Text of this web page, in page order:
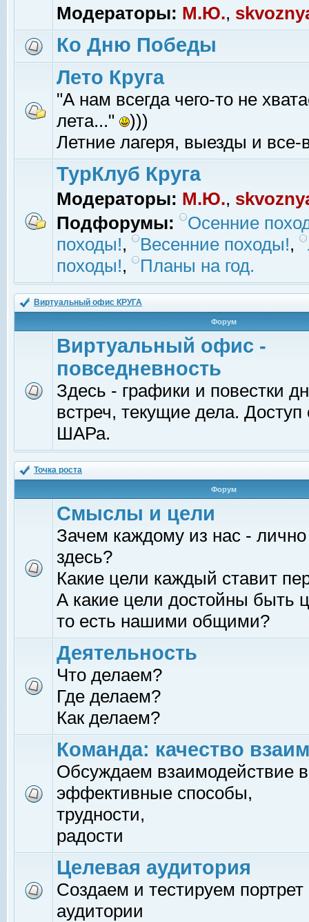
Модераторы: М.Ю.,
Ко Дню Победы
Лето Круга
"А нам всегда чего-то не
лета..."
)))
Летние лагеря, выезды и все-
ТурКлуб Круга
Модераторы: М.Ю.,
Подфорумы:
Осенние
походы!, Весенние походы!,
походы!, Планы на год.
Виртуальный офис КРУГА
Форум
Виртуальный офис -
повседневность
Здесь - графики и повестки
встреч, текущие дела.
ШАРа.
Точка роста
Форум
Смыслы и цели
Зачем каждому из нас -
здесь?
Какие цели каждый ставит
А какие цели достойны быть
то есть нашими общими?
Деятельность
Что делаем?
Где делаем?
Как делаем?
Команда: качество
Обсуждаем взаимодействие
эффективные способы,
трудности,
радости
Целевая аудитория
Создаем и тестируем
аудитории